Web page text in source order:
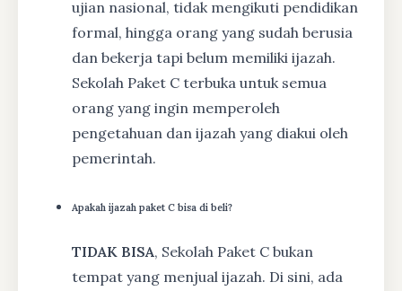
ujian nasional, tidak mengikuti pendidikan
formal, hingga orang yang sudah berusia
dan bekerja tapi belum memiliki ijazah.
Sekolah Paket C terbuka untuk semua
orang yang ingin memperoleh
pengetahuan dan ijazah yang diakui oleh
pemerintah.
Apakah ijazah paket C bisa di beli?
TIDAK BISA, Sekolah Paket C bukan
tempat yang menjual ijazah. Di sini, ada